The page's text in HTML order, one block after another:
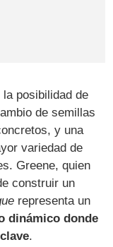
posibilidad de
de semillas
y una
variedad de
Greene, quien
construir un
representa un
dinámico donde
.